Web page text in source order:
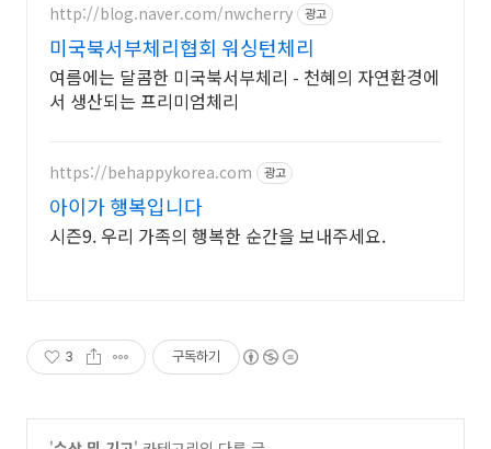
http://blog.naver.com/nwcherry 광고
미국북서부체리협회 워싱턴체리
여름에는 달콤한 미국북서부체리 - 천혜의 자연환경에
서 생산되는 프리미엄체리
https://behappykorea.com 광고
아이가 행복입니다
시즌9. 우리 가족의 행복한 순간을 보내주세요.
3 구독하기